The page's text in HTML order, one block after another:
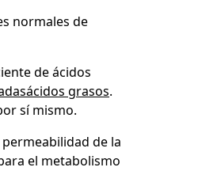
normales de
de ácidos
ácidos grasos.
sí mismo.
permeabilidad de la
el metabolismo